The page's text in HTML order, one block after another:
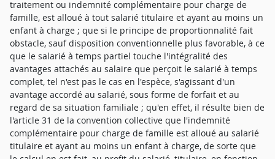
traitement ou indemnité complémentaire pour charge de
famille, est alloué à tout salarié titulaire et ayant au moins un
enfant à charge ; que si le principe de proportionnalité fait
obstacle, sauf disposition conventionnelle plus favorable, à ce
que le salarié à temps partiel touche l'intégralité des
avantages attachés au salaire que perçoit le salarié à temps
complet, tel n'est pas le cas en l'espèce, s'agissant d'un
avantage accordé au salarié, sous forme de forfait et au
regard de sa situation familiale ; qu'en effet, il résulte bien de
l'article 31 de la convention collective que l'indemnité
complémentaire pour charge de famille est alloué au salarié
titulaire et ayant au moins un enfant à charge, de sorte que